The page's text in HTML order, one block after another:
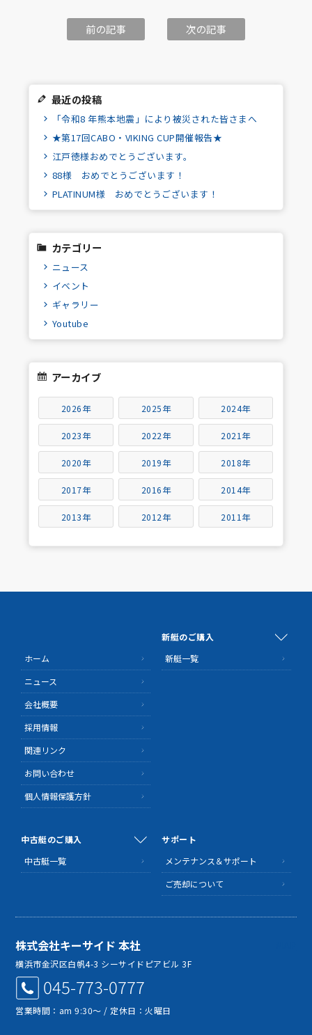
前の記事 次の記事
最近の投稿
「令和8 年熊本地震」により被災された皆さまへ
★第17回CABO・VIKING CUP開催報告★
江戸徳様おめでとうございます。
88様 おめでとうございます！
PLATINUM様 おめでとうございます！
カテゴリー
ニュース
イベント
ギャラリー
Youtube
アーカイブ
2026年 2025年 2024年
2023年 2022年 2021年
2020年 2019年 2018年
2017年 2016年 2014年
2013年 2012年 2011年
ホーム
ニュース
会社概要
採用情報
関連リンク
お問い合わせ
個人情報保護方針
新艇のご購入
新艇一覧
中古艇のご購入
中古艇一覧
サポート
メンテナンス＆サポート
ご売却について
株式会社キーサイド 本社
横浜市金沢区白帆4-3 シーサイドピアビル 3F
045-773-0777
営業時間：am 9:30～ / 定休日：火曜日